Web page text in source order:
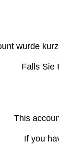
wurde
Falls Sie
This
If you